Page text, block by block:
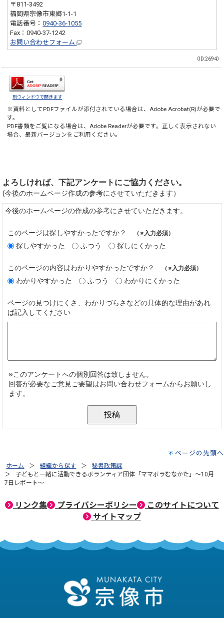
〒811-3492
福岡県宗像市東郷1-1-1
電話番号：0940-36-1055
Fax：0940-37-1242
お問い合わせフォーム
（ID:2694）
別ウィンドウで開きます
※資料としてPDFファイルが添付されている場合は、Adobe Acrobat(R)が必要で
す。
PDF書類をご覧になる場合は、Adobe Readerが必要です。正しく表示されない
場合、最新バージョンをご利用ください。
ページの先頭へ
ホーム 組織から探す
秘書政策課
子どもと一緒に活動できるボランティア団体「ママボラむなかた」～10月
7日レポート～
リンク集 プライバシーポリシー
このサイトについて
サイトマップ